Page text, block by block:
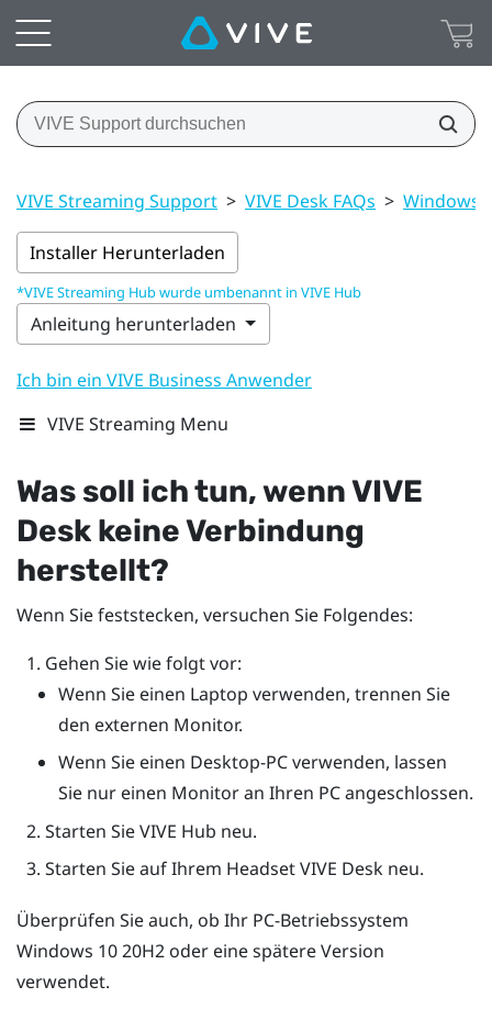
VIVE Streaming Support > VIVE Desk FAQs > Windows
Installer Herunterladen
*VIVE Streaming Hub wurde umbenannt in VIVE Hub
Anleitung herunterladen
Ich bin ein VIVE Business Anwender
VIVE Streaming Menu
Was soll ich tun, wennVIVE
Desk keine Verbindung
herstellt?
Wenn Sie feststecken, versuchen Sie Folgendes:
Gehen Sie wie folgt vor:
Wenn Sie einen Laptop verwenden, trennen Sie
den externen Monitor.
Wenn Sie einen Desktop-PC verwenden, lassen
Sie nur einen Monitor an Ihren PC angeschlossen.
Starten SieVIVE Hub neu.
Starten Sie auf Ihrem HeadsetVIVE Deskneu.
Überprüfen Sie auch, ob Ihr PC-Betriebssystem
Windows 10 20H2 oder eine spätere Version
verwendet.